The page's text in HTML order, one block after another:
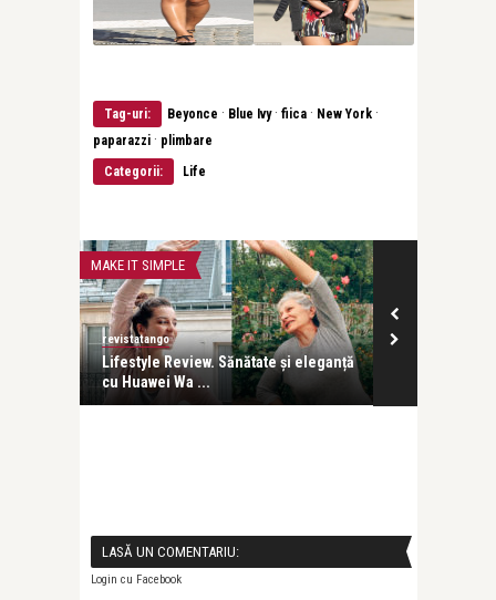
Tag-uri: Beyonce · Blue Ivy· fiica · New York ·
paparazzi · plimbare
Categorii:
Life
MAKE IT SIMPLE
revistatango
Lifestyle Review. Sănătate și eleganță
cu Huawei Wa ...
LASĂ UN COMENTARIU:
Login cu Facebook